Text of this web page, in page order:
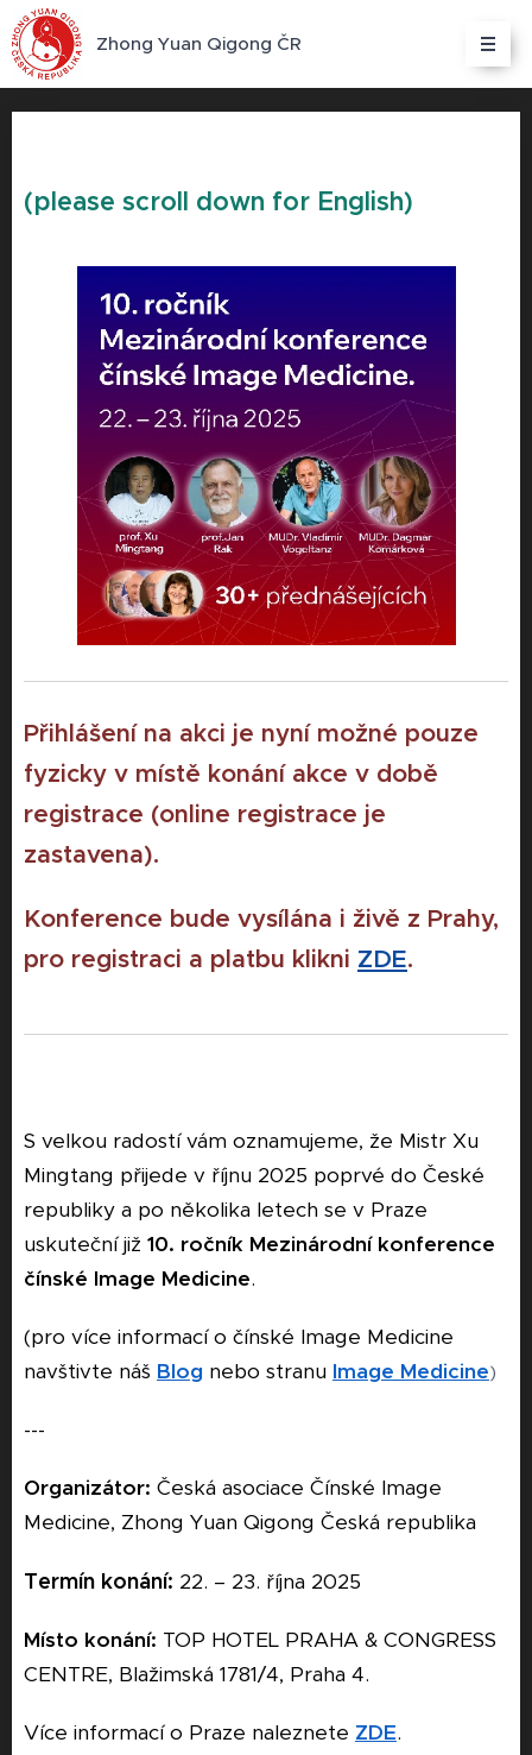
Zhong Yuan Qigong ČR
(please scroll down for English)
Přihlášení na akci je nyní možné pouze
fyzicky v místě konání akce v době
registrace (online registrace je
zastavena).
Konference bude vysílána i živě z Prahy,
pro registraci a platbu klikni ZDE.
S velkou radostí vám oznamujeme, že Mistr Xu
Mingtang přijede v říjnu 2025 poprvé do České
republiky a po několika letech se v Praze
uskuteční již 10. ročník Mezinárodní konference
čínské Image Medicine.
(pro více informací o čínské Image Medicine
navštivte náš Blog nebo stranu Image Medicine)
---
Organizátor: Česká asociace Čínské Image
Medicine, Zhong Yuan Qigong Česká republika
Termín konání: 22. – 23. října 2025
Místo konání: TOP HOTEL PRAHA & CONGRESS
CENTRE, Blažimská 1781/4, Praha 4.
Více informací o Praze naleznete ZDE.